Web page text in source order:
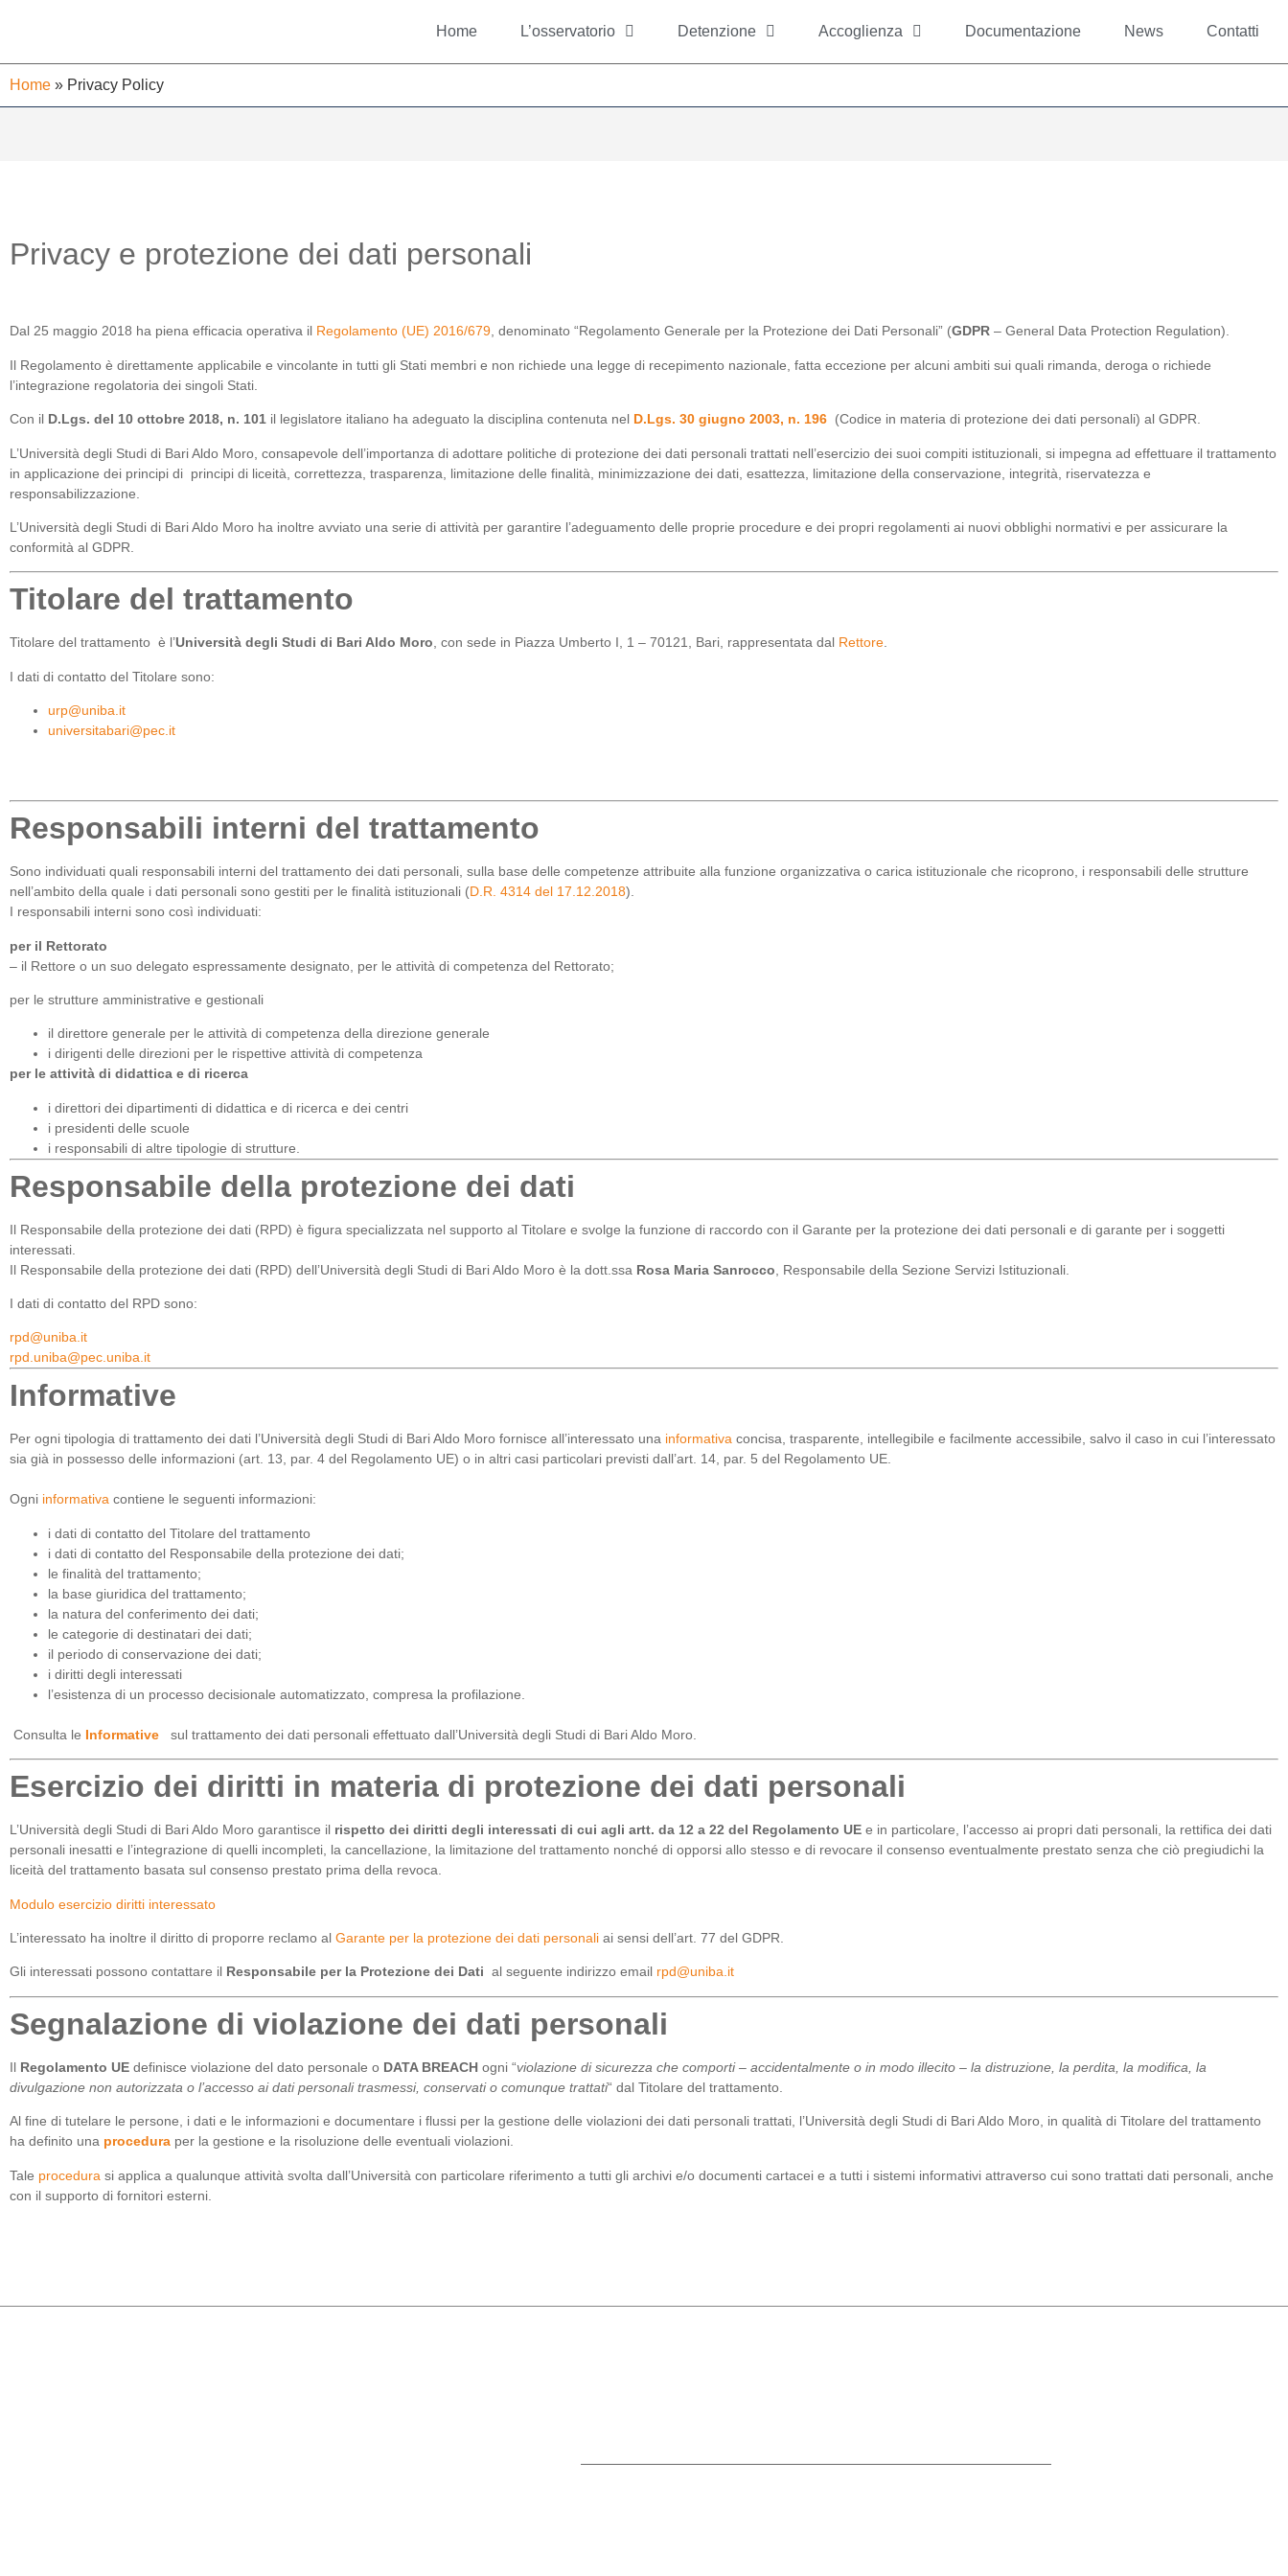
Home L’osservatorio Detenzione Accoglienza Documentazione News Contatti
Home » Privacy Policy
Privacy e protezione dei dati personali
Dal 25 maggio 2018 ha piena efficacia operativa il Regolamento (UE) 2016/679, denominato “Regolamento Generale per la Protezione dei Dati Personali” (GDPR – General Data Protection Regulation).
Il Regolamento è direttamente applicabile e vincolante in tutti gli Stati membri e non richiede una legge di recepimento nazionale, fatta eccezione per alcuni ambiti sui quali rimanda, deroga o richiede
l’integrazione regolatoria dei singoli Stati.
Con il D.Lgs. del 10 ottobre 2018, n. 101 il legislatore italiano ha adeguato la disciplina contenuta nel D.Lgs. 30 giugno 2003, n. 196 (Codice in materia di protezione dei dati personali) al GDPR.
L’Università degli Studi di Bari Aldo Moro, consapevole dell’importanza di adottare politiche di protezione dei dati personali trattati nell’esercizio dei suoi compiti istituzionali, si impegna ad effettuare il trattamento
in applicazione dei principi di principi di liceità, correttezza, trasparenza, limitazione delle finalità, minimizzazione dei dati, esattezza, limitazione della conservazione, integrità, riservatezza e
responsabilizzazione.
L’Università degli Studi di Bari Aldo Moro ha inoltre avviato una serie di attività per garantire l’adeguamento delle proprie procedure e dei propri regolamenti ai nuovi obblighi normativi e per assicurare la
conformità al GDPR.
Titolare del trattamento
Titolare del trattamento è l’Università degli Studi di Bari Aldo Moro, con sede in Piazza Umberto I, 1 – 70121, Bari, rappresentata dal Rettore.
I dati di contatto del Titolare sono:
urp@uniba.it
universitabari@pec.it
Responsabili interni del trattamento
Sono individuati quali responsabili interni del trattamento dei dati personali, sulla base delle competenze attribuite alla funzione organizzativa o carica istituzionale che ricoprono, i responsabili delle strutture
nell’ambito della quale i dati personali sono gestiti per le finalità istituzionali (D.R. 4314 del 17.12.2018).
I responsabili interni sono così individuati:
per il Rettorato
– il Rettore o un suo delegato espressamente designato, per le attività di competenza del Rettorato;
per le strutture amministrative e gestionali
il direttore generale per le attività di competenza della direzione generale
i dirigenti delle direzioni per le rispettive attività di competenza
per le attività di didattica e di ricerca
i direttori dei dipartimenti di didattica e di ricerca e dei centri
i presidenti delle scuole
i responsabili di altre tipologie di strutture.
Responsabile della protezione dei dati
Il Responsabile della protezione dei dati (RPD) è figura specializzata nel supporto al Titolare e svolge la funzione di raccordo con il Garante per la protezione dei dati personali e di garante per i soggetti
interessati.
Il Responsabile della protezione dei dati (RPD) dell’Università degli Studi di Bari Aldo Moro è la dott.ssa Rosa Maria Sanrocco , Responsabile della Sezione Servizi Istituzionali.
I dati di contatto del RPD sono:
rpd@uniba.it
rpd.uniba@pec.uniba.it
Informative
Per ogni tipologia di trattamento dei dati l’Università degli Studi di Bari Aldo Moro fornisce all’interessato una informativa concisa, trasparente, intellegibile e facilmente accessibile, salvo il caso in cui l’interessato
sia già in possesso delle informazioni (art. 13, par. 4 del Regolamento UE) o in altri casi particolari previsti dall’art. 14, par. 5 del Regolamento UE.
Ogni informativa contiene le seguenti informazioni:
i dati di contatto del Titolare del trattamento
i dati di contatto del Responsabile della protezione dei dati;
le finalità del trattamento;
la base giuridica del trattamento;
la natura del conferimento dei dati;
le categorie di destinatari dei dati;
il periodo di conservazione dei dati;
i diritti degli interessati
l’esistenza di un processo decisionale automatizzato, compresa la profilazione.
Consulta le Informative sul trattamento dei dati personali effettuato dall’Università degli Studi di Bari Aldo Moro.
Esercizio dei diritti in materia di protezione dei dati personali
L’Università degli Studi di Bari Aldo Moro garantisce il rispetto dei diritti degli interessati di cui agli artt. da 12 a 22 del Regolamento UE e in particolare, l’accesso ai propri dati personali, la rettifica dei dati
personali inesatti e l’integrazione di quelli incompleti, la cancellazione, la limitazione del trattamento nonché di opporsi allo stesso e di revocare il consenso eventualmente prestato senza che ciò pregiudichi la
liceità del trattamento basata sul consenso prestato prima della revoca.
Modulo esercizio diritti interessato
L’interessato ha inoltre il diritto di proporre reclamo al Garante per la protezione dei dati personali ai sensi dell’art. 77 del GDPR.
Gli interessati possono contattare il Responsabile per la Protezione dei Dati al seguente indirizzo email rpd@uniba.it
Segnalazione di violazione dei dati personali
Il Regolamento UE definisce violazione del dato personale o DATA BREACH ogni “violazione di sicurezza che comporti – accidentalmente o in modo illecito – la distruzione, la perdita, la modifica, la
divulgazione non autorizzata o l’accesso ai dati personali trasmessi, conservati o comunque trattati“ dal Titolare del trattamento.
Al fine di tutelare le persone, i dati e le informazioni e documentare i flussi per la gestione delle violazioni dei dati personali trattati, l’Università degli Studi di Bari Aldo Moro, in qualità di Titolare del trattamento
ha definito una procedura per la gestione e la risoluzione delle eventuali violazioni.
Tale procedura si applica a qualunque attività svolta dall’Università con particolare riferimento a tutti gli archivi e/o documenti cartacei e a tutti i sistemi informativi attraverso cui sono trattati dati personali, anche
con il supporto di fornitori esterni.